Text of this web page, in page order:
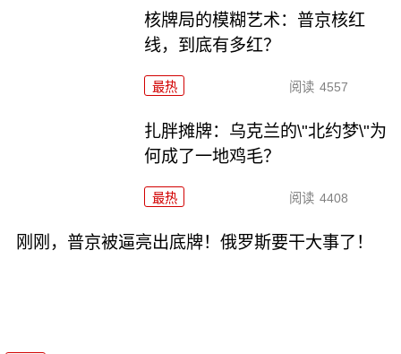
核牌局的模糊艺术：普京核红
线，到底有多红？
最热 阅读 4557
扎胖摊牌：乌克兰的\"北约梦\"为
何成了一地鸡毛？
最热 阅读 4408
刚刚，普京被逼亮出底牌！俄罗斯要干大事了！